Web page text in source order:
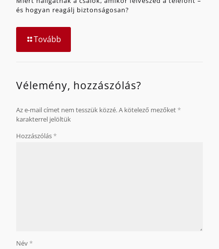
és hogyan reagálj biztonságosan?
Tovább
Vélemény, hozzászólás?
Az e-mail címet nem tesszük közzé.A kötelező mezőket*
karakterrel jelöltük
Hozzászólás*
Név*